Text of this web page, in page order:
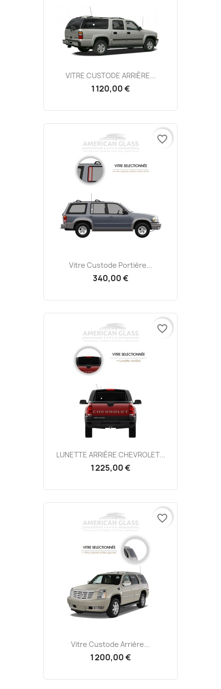
VITRE CUSTODE ARRIÈRE...
1 120,00 €
Vitre Custode Portière...
340,00 €
favorite_border
LUNETTE ARRIÈRE CHEVROLET...
1 225,00 €
favorite_border
Vitre Custode Arrière...
1 200,00 €
favorite_border